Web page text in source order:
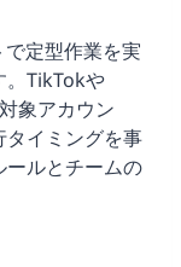
定型作業を実
。TikTokや
象アカウン
タイミングを事
ルとチームの